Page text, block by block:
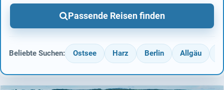
Passende Reisen finden
Beliebte Suchen: Ostsee Harz Berlin Allgäu